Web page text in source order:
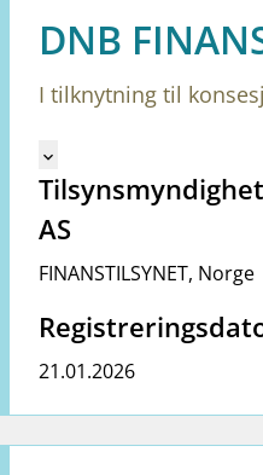
DNB
I tilknytning til
Mangler tekst for
keyboard_arrow_down
AS
FINANSTILSYNET, Norge
21.01.2026